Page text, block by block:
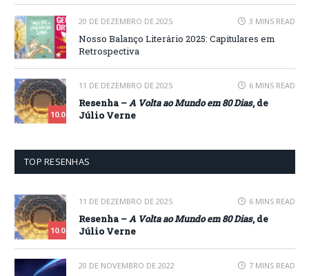
20 DE DEZEMBRO DE 2025 3 MINS READ
Nosso Balanço Literário 2025: Capitulares em
Retrospectiva
10.0
11 DE DEZEMBRO DE 2025 6 MINS READ
Resenha –A Volta ao Mundo em 80 Dias, de
Júlio Verne
TOP RESENHAS
10.0
11 DE DEZEMBRO DE 2025 6 MINS READ
Resenha –A Volta ao Mundo em 80 Dias, de
Júlio Verne
20 DE NOVEMBRO DE 2022 7 MINS READ